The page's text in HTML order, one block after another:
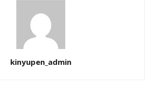
kinyupen_admin